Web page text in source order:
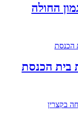
החולה
הכנסת